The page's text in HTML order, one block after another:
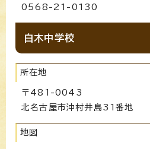
0568-21-0130
白木中学校
所在地
〒481-0043
北名古屋市沖村井島31番地
地図